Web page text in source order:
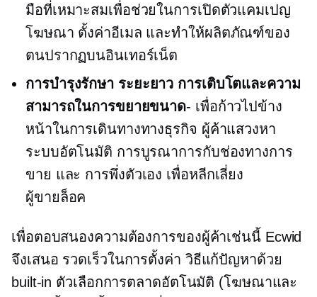
มือที่เหมาะสมเพื่อช่วยในการเปิดตัวแคมเปญ
โฆษณา ตั้งค่าอีเมล และทำให้ผลิตภัณฑ์ของ
ตนปรากฏบนอินเทอร์เน็ต
การบำรุงรักษา ระยะยาว การเติบโตและความ
สามารถในการขยายขนาด- เพื่อก้าวไปข้าง
หน้าในการเดินทางทางธุรกิจ ผู้ค้าแสวงหา
ระบบอัตโนมัติ การบูรณาการกับช่องทางการ
ขาย และ การพึ่งตัวเอง เพื่อหลีกเลี่ยง
ผู้ขายล็อค
เพื่อตอบสนองความต้องการของผู้ค้าเช่นนี้ Ecwid
จึงเสนอ รวดเร็วในการตั้งค่า วิธีแก้ปัญหาด้วย
built-in ตัวเลือกการตลาดอัตโนมัติ (โฆษณาและ